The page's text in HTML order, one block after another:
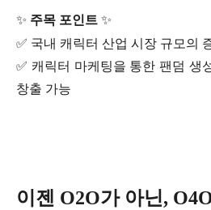
✨ 주목 포인트 ✨
✅ 국내 캐릭터 산업 시장 규모의
✅ 캐릭터 마케팅을 통한 팬덤 생
창출 가능
이젠 O2O가 아닌,